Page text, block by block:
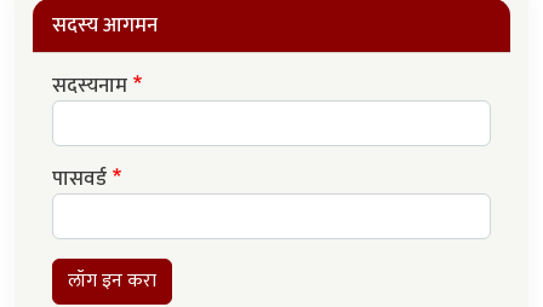
सदस्य आगमन
सदस्यनाम
पासवर्ड
लॉग इन करा